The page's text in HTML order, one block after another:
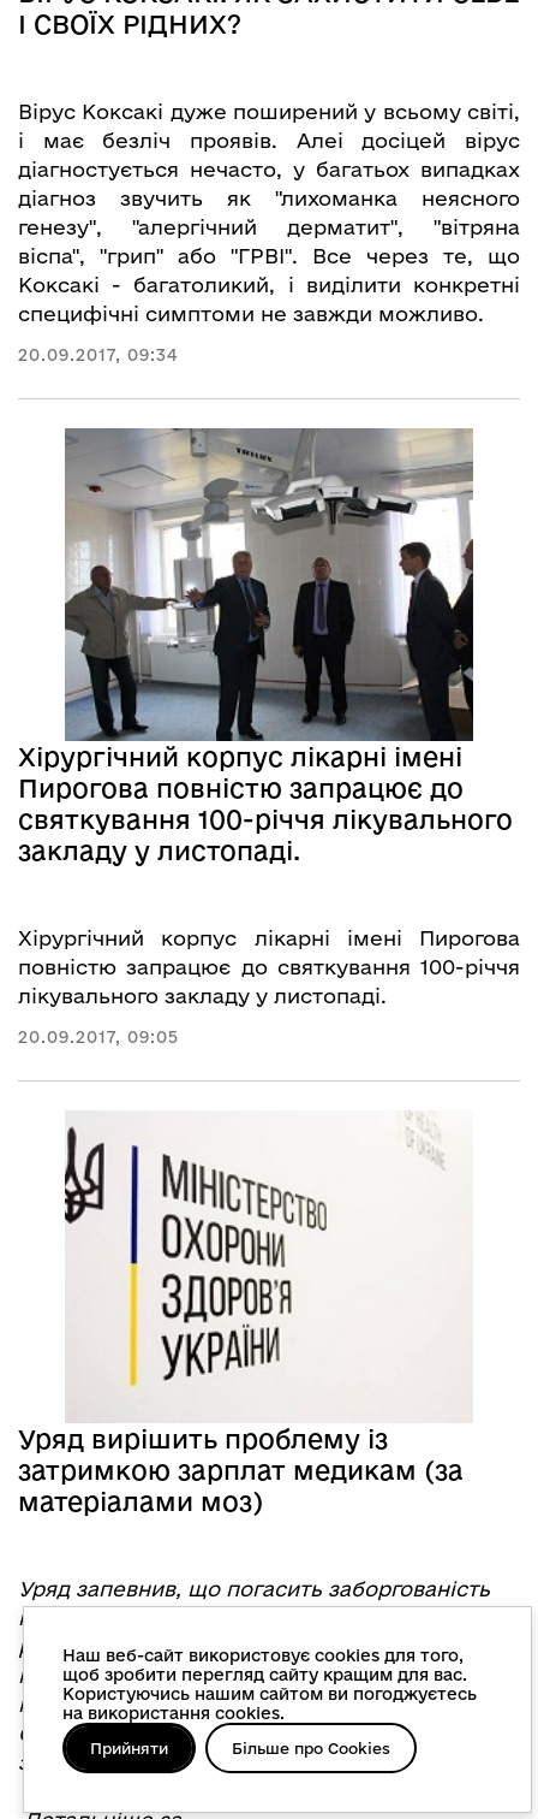
І СВОЇХ РІДНИХ?
Вірус Коксакі дуже поширений у всьому світі,
і має безліч проявів. Алеі досіцей вірус
діагностується нечасто, у багатьох випадках
діагноз звучить як "лихоманка неясного
генезу", "алергічний дерматит", "вітряна
віспа", "грип" або "ГРВІ". Все через те, що
Коксакі - багатоликий, і виділити конкретні
специфічні симптоми не завжди можливо.
20.09.2017, 09:34
Хірургічний корпус лікарні імені
Пирогова повністю запрацює до
святкування 100-річчя лікувального
закладу у листопаді.
Хірургічний корпус лікарні імені Пирогова
повністю запрацює до святкування 100-річчя
лікувального закладу у листопаді.
20.09.2017, 09:05
Уряд вирішить проблему із
затримкою зарплат медикам (за
матеріалами моз)
Уряд запевнив, що погасить заборгованість
перед працівниками медичної галузі до кінця
року. Це сталося за результатами зустрічі
представників Уряду та МОЗ з Профспілкою
працівників охорони здоров’я 15 вересня.
Станом на 13 вересня 2017 року
заборгованість становить 81,7 млн. грн.
Наш веб-сайт використовує cookies для того,
щоб зробити перегляд сайту кращим для вас.
Користуючись нашим сайтом ви погоджуєтесь
на використання cookies.
Прийняти Більше про Cookies